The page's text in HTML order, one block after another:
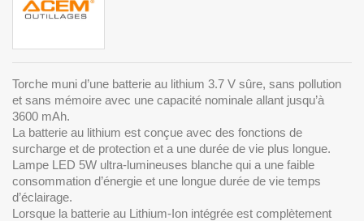
Torche muni d’une batterie au lithium 3.7 V sûre, sans pollution
et sans mémoire avec une capacité nominale allant jusqu’à
3600 mAh.
La batterie au lithium est conçue avec des fonctions de
surcharge et de protection et a une durée de vie plus longue.
Lampe LED 5W ultra-lumineuses blanche qui a une faible
consommation d’énergie et une longue durée de vie temps
d’éclairage.
Lorsque la batterie au Lithium-Ion intégrée est complètement